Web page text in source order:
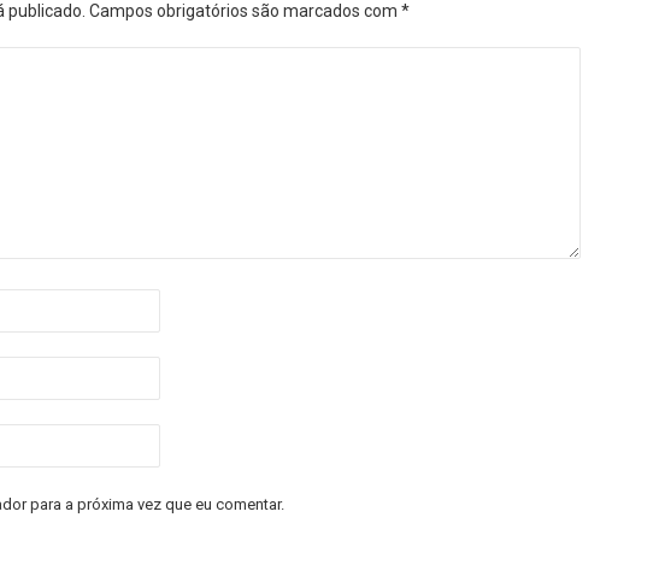
publicado. Campos obrigatórios são marcados com *
para a próxima vez que eu comentar.